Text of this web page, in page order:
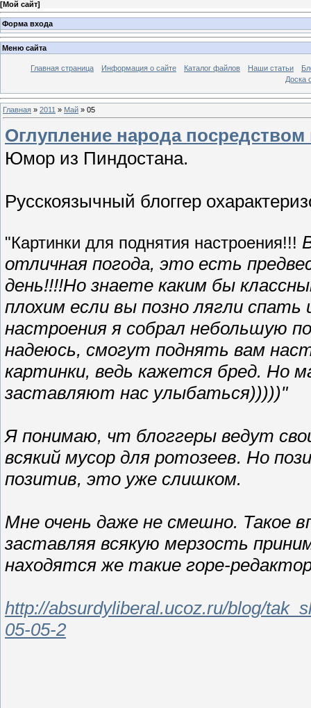
[Мой сайт]
Форма входа
Меню сайта
Главная страница Информация о сайте Каталог файлов Наши статьи
Доска
Главная » 2011 » Май » 05
Оглупление народа
Юмор из Пиндостана.
Русскоязычный блоггер
"Картинки для поднятия настроения!!!
отличная погода, это есть
день!!!!Но знаете каким бы
плохим если вы позно лягли
настроения я собрал небольшую
надеюсь, смогут поднять вам
картинки, ведь кажется бред. Но
заставляют нас улыбаться)))))"
Я понимаю, чт блоггеры ведут
всякий мусор для ротозеев. Но
позитив, это уже слишком.
Мне очень даже не смешно. Такое
заставляя всякую мерзость
находятся же такие горе-
http://absurdyliberal.ucoz.ru/blog/
05-05-2